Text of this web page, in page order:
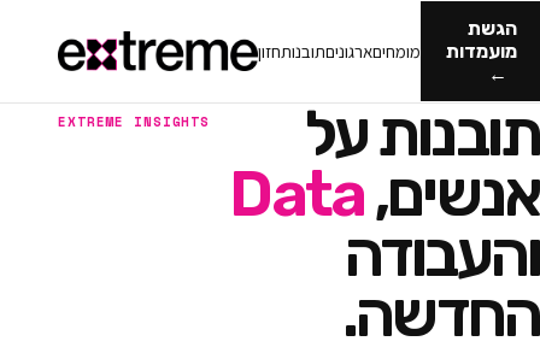
מומחיםארגונים תובנותחזון
על
Data
EXTREME INSIGHTS